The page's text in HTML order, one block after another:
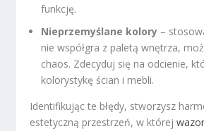
funkcję.
Nieprzemyślane kolory –
nie współgra z paletą wnętrza,
chaos. Zdecyduj się na odcienie,
kolorystykę ścian i mebli.
Identifikując te błędy, stworzysz
estetyczną przestrzeń, w której